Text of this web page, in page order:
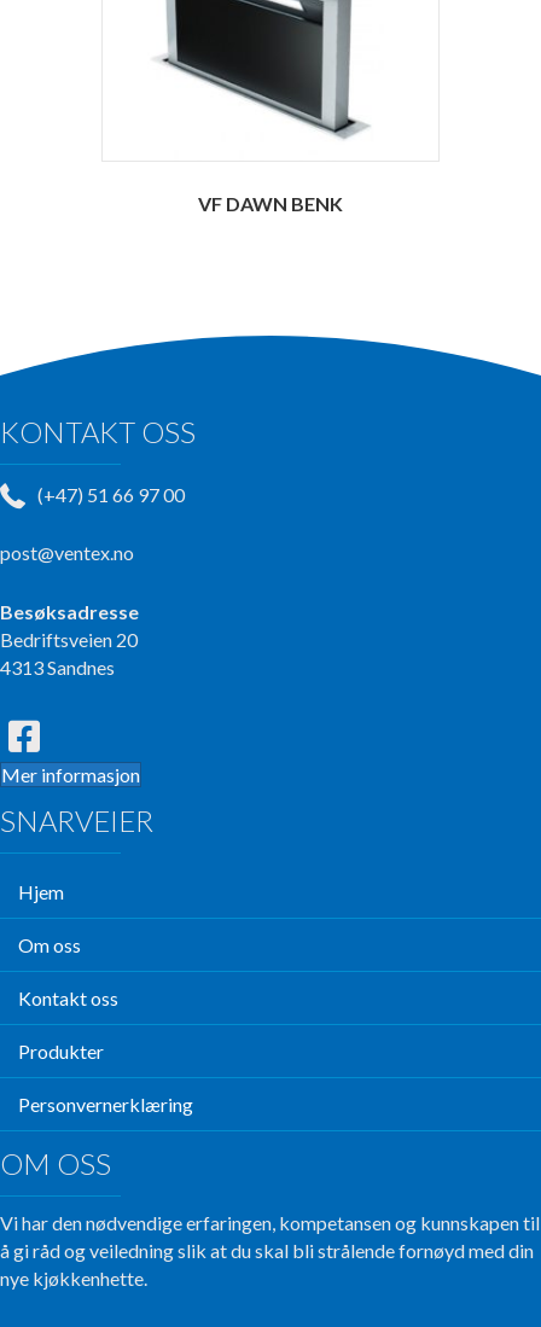
VF DAWN BENK
KONTAKT OSS
(+47) 51 66 97 00
post@ventex.no
Besøksadresse
Bedriftsveien 20
4313 Sandnes
Mer informasjon
SNARVEIER
Hjem
Om oss
Kontakt oss
Produkter
Personvernerklæring
OM OSS
Vi har den nødvendige erfaringen, kompetansen og kunnskapen til
å gi råd og veiledning slik at du skal bli strålende fornøyd med din
nye kjøkkenhette.